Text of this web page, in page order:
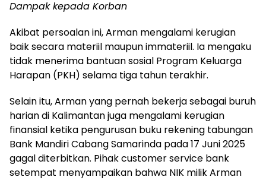
Dampak kepada Korban
Akibat persoalan ini, Arman mengalami kerugian
baik secara materiil maupun immateriil. Ia mengaku
tidak menerima bantuan sosial Program Keluarga
Harapan (PKH) selama tiga tahun terakhir.
Selain itu, Arman yang pernah bekerja sebagai buruh
harian di Kalimantan juga mengalami kerugian
finansial ketika pengurusan buku rekening tabungan
Bank Mandiri Cabang Samarinda pada 17 Juni 2025
gagal diterbitkan. Pihak customer service bank
setempat menyampaikan bahwa NIK milik Arman